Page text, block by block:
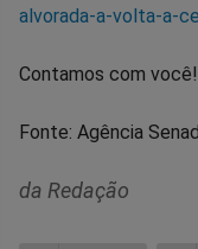
alvorada-a-volta-a-
Contamos com você!
Fonte: Agência
da Redação